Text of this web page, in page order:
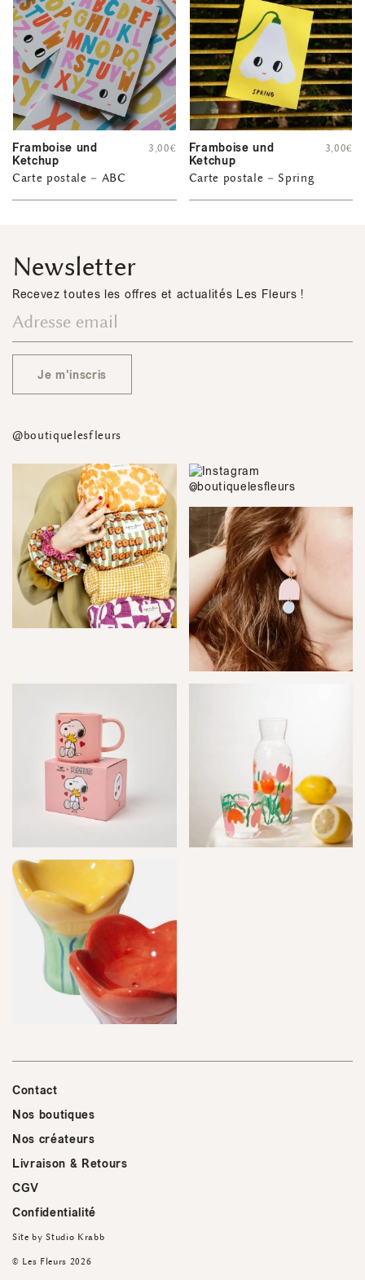
Framboise und
Ketchup
Carte postale – ABC
3,00€
Framboise und
Ketchup
Carte postale – Spring
3,00€
Newsletter
Recevez toutes les offres et actualités Les Fleurs !
Je m'inscris
@boutiquelesfleurs
Contact
Nos boutiques
Nos créateurs
Livraison & Retours
CGV
Confidentialité
Site byStudio Krabb
© Les Fleurs 2026